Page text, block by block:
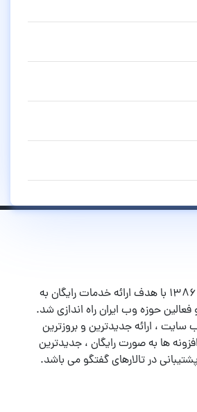
پرشین اسکریپت در سال ۱۳۸۶ با هدف ارائه خدمات رایگان به
فعالین حوزه وب ایران راه اندازی شد.
سایت ، ارائه جدیدترین و بروزترین
ها به صورت رایگان ، جدیدترین
در تالارهای گفتگو می باشد.